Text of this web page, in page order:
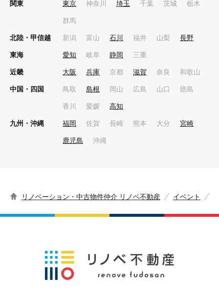
関東 東京 神奈川 埼玉 千葉 茨城 栃木
群馬
北陸・甲信越 新潟 富山 石川 福井 山梨 長野
東海 愛知 岐阜 静岡 三重
近畿 大阪 兵庫 京都 滋賀 奈良 和歌山
中国・四国 鳥取 島根 岡山 広島 山口 徳島
香川 愛媛 高知
九州・沖縄 福岡 佐賀 長崎 熊本 大分 宮崎
鹿児島 沖縄
リノベーション・中古物件仲介 リノベ不動産 イベント